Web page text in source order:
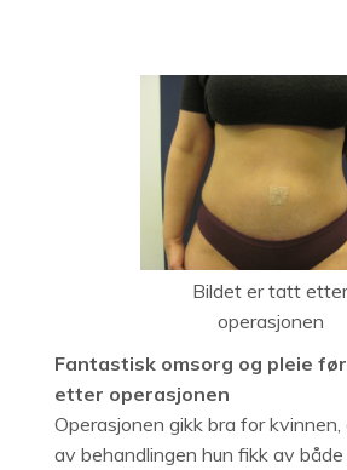
Bildet er tatt
operasjonen
Fantastisk omsorg og pleie
etter operasjonen
Operasjonen gikk bra for
av behandlingen hun fikk av både